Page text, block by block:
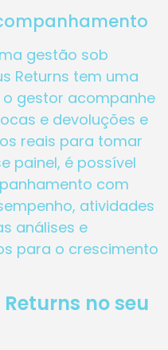
gestão sob
Returns tem uma
gestor acompanhe
e devoluções e
reais para tomar
painel, é possível
com
atividades
análises e
para o crescimento
no seu